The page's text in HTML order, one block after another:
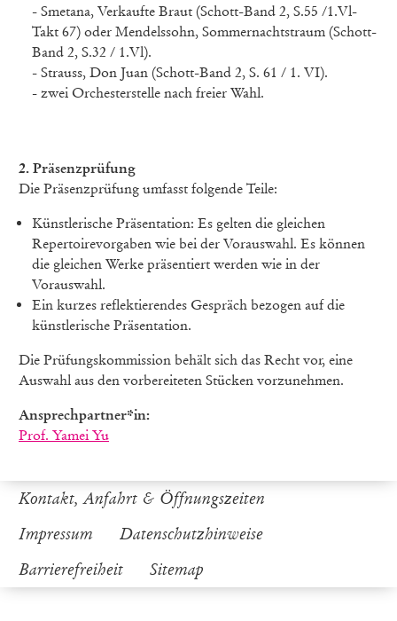
- Smetana, Verkaufte Braut (Schott-Band 2, S.55 /1.Vl-
Takt 67) oder Mendelssohn, Sommernachtstraum (Schott-
Band 2, S.32 / 1.Vl).
- Strauss, Don Juan (Schott-Band 2, S. 61 / 1. VI).
- zwei Orchesterstelle nach freier Wahl.
2. Präsenzprüfung
Die Präsenzprüfung umfasst folgende Teile:
Künstlerische Präsentation: Es gelten die gleichen
Repertoirevorgaben wie bei der Vorauswahl. Es können
die gleichen Werke präsentiert werden wie in der
Vorauswahl.
Ein kurzes reflektierendes Gespräch bezogen auf die
künstlerische Präsentation.
Die Prüfungskommission behält sich das Recht vor, eine
Auswahl aus den vorbereiteten Stücken vorzunehmen.
Ansprechpartner*in:
Prof. Yamei Yu
Kontakt, Anfahrt & Öffnungszeiten
Impressum
Datenschutzhinweise
Barrierefreiheit
Sitemap